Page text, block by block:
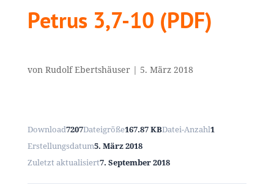
Petrus 3,7-10 (PDF)
von Rudolf Ebertshäuser| 5. März 2018
Download7207Dateigröße167.87 KBDatei-Anzahl1
Erstellungsdatum5. März 2018
Zuletzt aktualisiert7. September 2018